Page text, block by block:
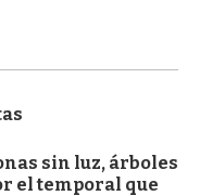
sin luz, árboles
el temporal que